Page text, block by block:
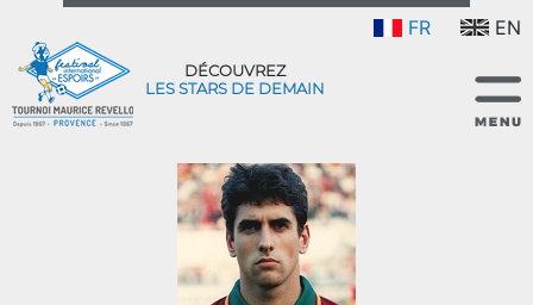
FR EN
DÉCOUVREZ
LES STARS DE DEMAIN